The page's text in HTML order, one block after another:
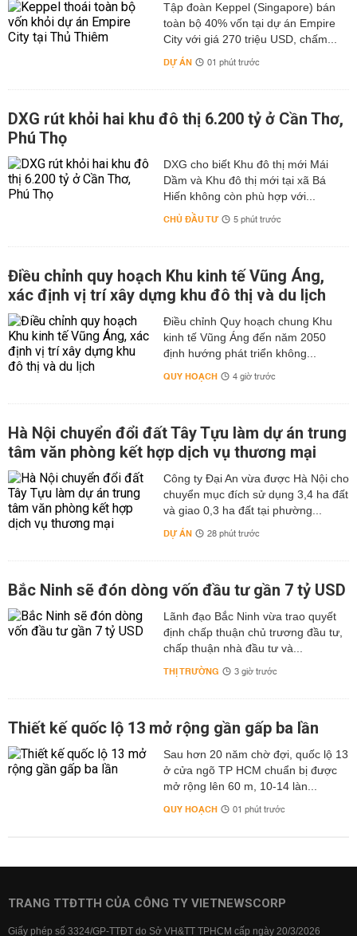
Tập đoàn Keppel (Singapore) bán
toàn bộ 40% vốn tại dự án Empire
City với giá 270 triệu USD, chấm...
DỰ ÁN 01 phút trước
DXG rút khỏi hai khu đô thị 6.200 tỷ ở Cần Thơ,
Phú Thọ
DXG cho biết Khu đô thị mới Mái
Dầm và Khu đô thị mới tại xã Bá
Hiến không còn phù hợp với...
CHỦ ĐẦU TƯ 5 phút trước
Điều chỉnh quy hoạch Khu kinh tế Vũng Áng,
xác định vị trí xây dựng khu đô thị và du lịch
Điều chỉnh Quy hoạch chung Khu
kinh tế Vũng Áng đến năm 2050
định hướng phát triển không...
QUY HOẠCH 4 giờ trước
Hà Nội chuyển đổi đất Tây Tựu làm dự án trung
tâm văn phòng kết hợp dịch vụ thương mại
Công ty Đại An vừa được Hà Nội cho
chuyển mục đích sử dụng 3,4 ha đất
và giao 0,3 ha đất tại phường...
DỰ ÁN 28 phút trước
Bắc Ninh sẽ đón dòng vốn đầu tư gần 7 tỷ USD
Lãnh đạo Bắc Ninh vừa trao quyết
định chấp thuận chủ trương đầu tư,
chấp thuận nhà đầu tư và...
THỊ TRƯỜNG 3 giờ trước
Thiết kế quốc lộ 13 mở rộng gần gấp ba lần
Sau hơn 20 năm chờ đợi, quốc lộ 13
ở cửa ngõ TP HCM chuẩn bị được
mở rộng lên 60 m, 10-14 làn...
QUY HOẠCH 01 phút trước
TRANG TTĐTTH CỦA CÔNG TY VIETNEWSCORP
Giấy phép số 3324/GP-TTĐT do Sở VH&TT TPHCM cấp ngày 20/3/2026